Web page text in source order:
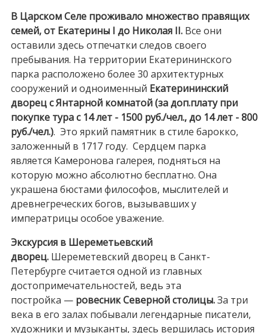
В Царском Селе проживало множество правящих
семей, от Екатерины I до Николая II. Все они
оставили здесь отпечатки следов своего
пребывания. На территории Екатерининского
парка расположено более 30 архитектурных
сооружений и одноименный Екатерининский
дворец с Янтарной комнатой (за доп.плату при
покупке тура с 14 лет - 1500 руб./чел., до 14 лет - 800
руб./чел.). Это яркий памятник в стиле барокко,
заложенный в 1717 году. Сердцем парка
является Камеронова галерея, подняться на
которую можно абсолютно бесплатно. Она
украшена бюстами философов, мыслителей и
древнегреческих богов, вызывавших у
императрицы особое уважение.
Экскурсия в Шереметьевский
дворец.Шереметевский дворец в Санкт-
Петербурге считается одной из главных
достопримечательностей, ведь эта
постройка — ровесник Северной столицы.За три
века в его залах побывали легендарные писатели,
художники и музыканты, здесь вершилась история